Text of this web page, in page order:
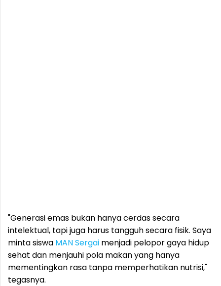
"Generasi emas bukan hanya cerdas secara
intelektual, tapi juga harus tangguh secara fisik. Saya
minta siswa MANSergai menjadi pelopor gaya hidup
sehat dan menjauhi pola makan yang hanya
mementingkan rasa tanpa memperhatikan nutrisi,"
tegasnya.